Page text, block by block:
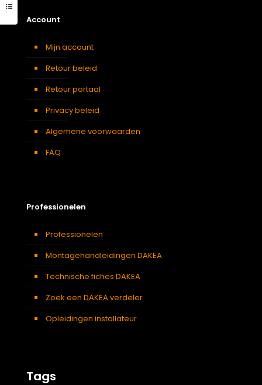
Account
Mijn account
Retour beleid
Retour portaal
Privacy beleid
Algemene voorwaarden
FAQ
Professionelen
Professionelen
Montagehandleidingen DAKEA
Technische fiches DAKEA
Zoek een DAKEA verdeler
Opleidingen installateur
Tags